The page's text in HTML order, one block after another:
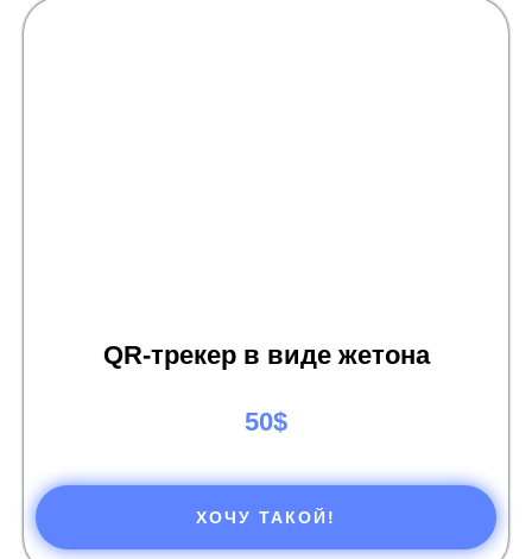
QR-трекер в виде жетона
50$
ХОЧУ ТАКОЙ!